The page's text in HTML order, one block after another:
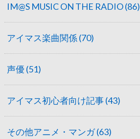
IM@S MUSIC ON THE RADIO(86)
アイマス楽曲関係 (70)
声優 (51)
アイマス初心者向け記事(43)
その他アニメ・マンガ(63)